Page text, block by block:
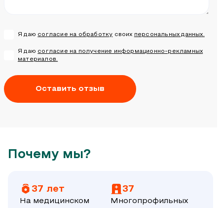
Я даю согласие на обработку своих персональных данных.
Я даю согласие на получение информационно-рекламных
материалов.
Оставить отзыв
Почему мы?
37 лет
На медицинском
37
Многопрофильных